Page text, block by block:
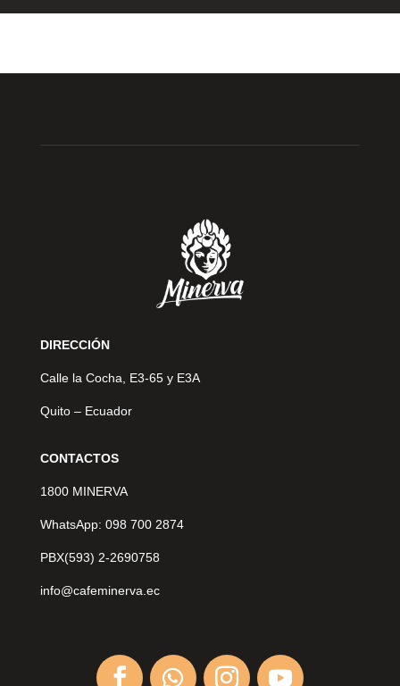
DIRECCIÓN
Calle la Cocha, E3-65 y E3A
Quito – Ecuador
CONTACTOS
1800 MINERVA
WhatsApp: 098 700 2874
PBX(593) 2-2690758
info@cafeminerva.ec